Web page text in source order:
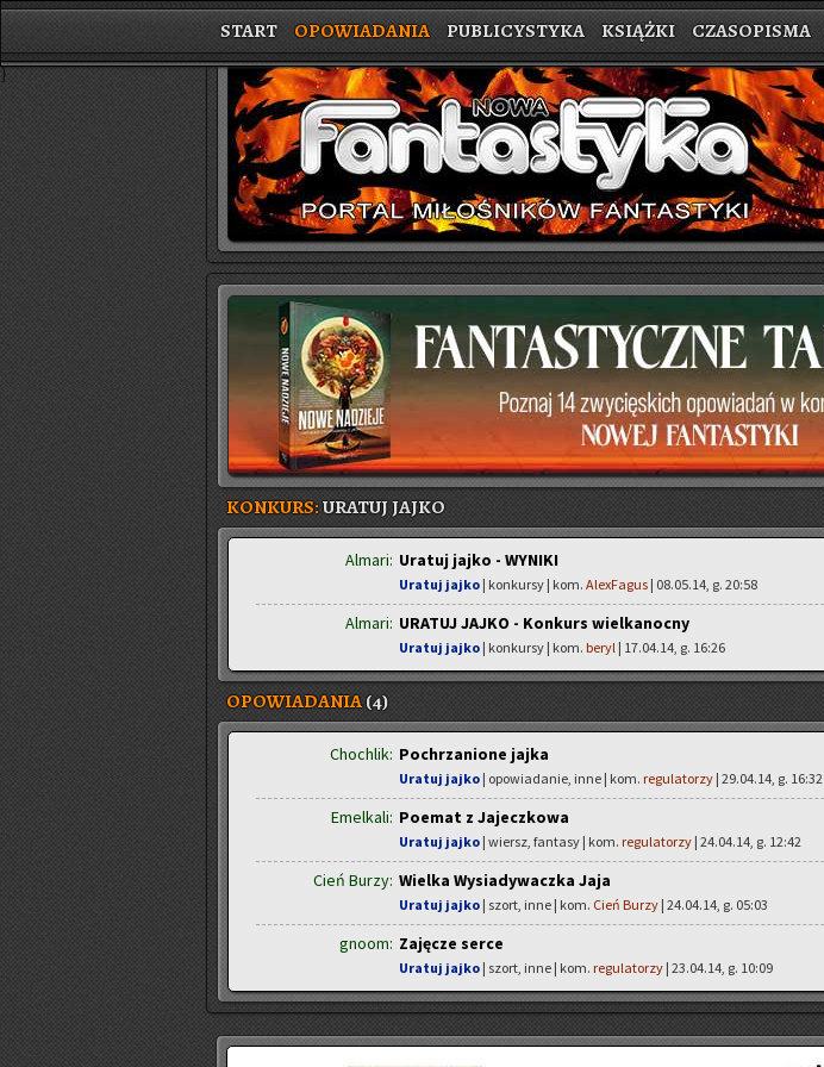
START OPOWIADANIA PUBLICYSTYKA KSIĄŻKI CZASOPISMA
}
KONKURS:URATUJ JAJKO
Almari: Uratuj jajko - WYNIKI
Uratuj jajko | konkursy | kom. AlexFagus | 08.05.14, g. 20:58
Almari: URATUJ JAJKO - Konkurs wielkanocny
Uratuj jajko | konkursy | kom. beryl | 17.04.14, g. 16:26
OPOWIADANIA(4)
Chochlik: Pochrzanione jajka
Uratuj jajko | opowiadanie, inne | kom. regulatorzy | 29.04.14, g. 16:32
Emelkali: Poemat z Jajeczkowa
Uratuj jajko | wiersz, fantasy | kom. regulatorzy | 24.04.14, g. 12:42
Cień Burzy: Wielka Wysiadywaczka Jaja
Uratuj jajko | szort, inne | kom. Cień Burzy | 24.04.14, g. 05:03
gnoom: Zajęcze serce
Uratuj jajko | szort, inne | kom. regulatorzy | 23.04.14, g. 10:09